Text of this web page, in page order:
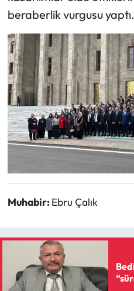
beraberlik vurgusu yaptı.
Muhabir: Ebru Çalık